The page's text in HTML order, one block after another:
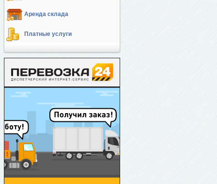
Аренда склада
Платные услуги